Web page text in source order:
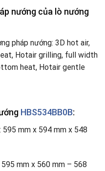
nướng của lò nướng
pháp nướng: 3D hot air,
Hotair grilling, full width
heat, Hotair gentle
HBS534BB0B:
mm x 594 mm x 548
mm x 560 mm – 568